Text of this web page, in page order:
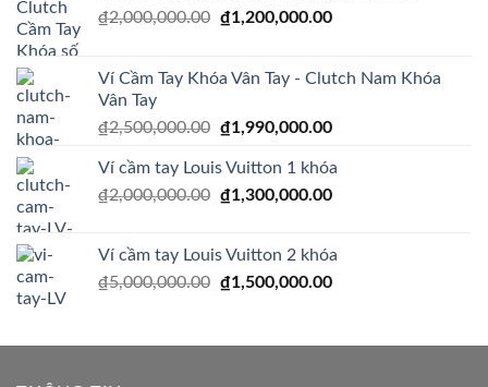
₫2,000,000.00 Giá
₫2,000,000.00.
₫1,200,000.00Giá
là:
Ví Cầm Tay Khóa Vân Tay - Clutch Nam Khóa
Vân Tay
₫2,500,000.00 Giá
là:
₫2,500,000.00.
₫1,990,000.00Giá
tại
là:
Ví cầm tay Louis Vuitton 1 khóa
₫2,000,000.00 Giá
₫2,000,000.00.
₫1,300,000.00Giá
là:
₫1,300,000.00.
Ví cầm tay Louis Vuitton 2 khóa
₫5,000,000.00 Giá
₫5,000,000.00.
₫1,500,000.00Giá
là: